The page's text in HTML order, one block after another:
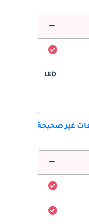
LED
غير صحيحة